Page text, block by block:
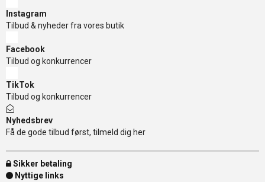
Instagram
Tilbud & nyheder fra vores butik
Facebook
Tilbud og konkurrencer
TikTok
Tilbud og konkurrencer
Nyhedsbrev
Få de gode tilbud først, tilmeld dig her
Sikker betaling
Nyttige links